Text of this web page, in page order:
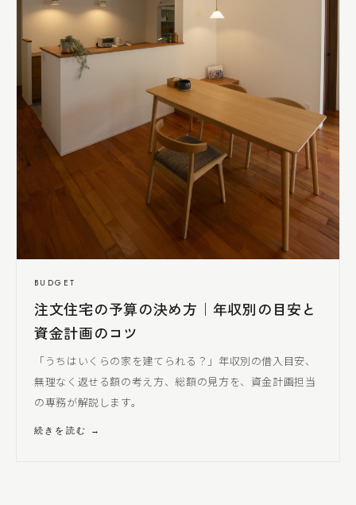
BUDGET
注文住宅の予算の決め方｜年収別の目安と
資金計画のコツ
「うちはいくらの家を建てられる？」年収別の借入目安、
無理なく返せる額の考え方、総額の見方を、資金計画担当
の専務が解説します。
続きを読む →